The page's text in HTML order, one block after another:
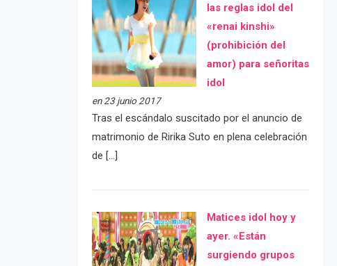
las reglas idol del
«renai kinshi»
(prohibición del
amor) para señoritas
idol
en 23 junio 2017
Tras el escándalo suscitado por el anuncio de
matrimonio de Ririka Suto en plena celebración
de […]
Matices idol hoy y
ayer. «Están
surgiendo grupos